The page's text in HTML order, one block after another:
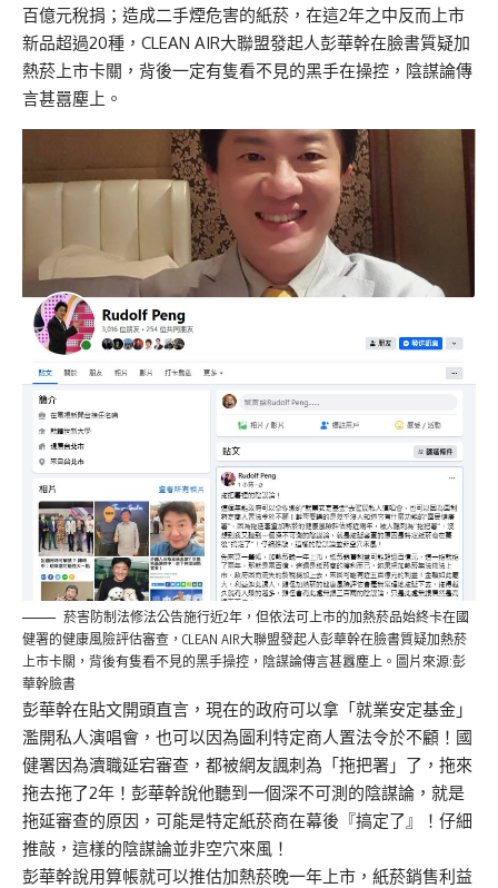
百億元稅捐；造成二手煙危害的紙菸，在這2年之中反而上市
新品超過20種，CLEAN AIR大聯盟發起人彭華幹在臉書質疑加
熱菸上市卡關，背後一定有隻看不見的黑手在操控，陰謀論傳
言甚囂塵上。
菸害防制法修法公告施行近2年，但依法可上市的加熱菸品始終卡在國
健署的健康風險評估審查，CLEAN AIR大聯盟發起人彭華幹在臉書質疑加熱菸
上市卡關，背後有隻看不見的黑手操控，陰謀論傳言甚囂塵上。圖片來源:彭
華幹臉書
彭華幹在貼文開頭直言，現在的政府可以拿「就業安定基金」
濫開私人演唱會，也可以因為圖利特定商人置法令於不顧！國
健署因為瀆職延宕審查，都被網友諷刺為「拖把署」了，拖來
拖去拖了2年！彭華幹說他聽到一個深不可測的陰謀論，就是
拖延審查的原因，可能是特定紙菸商在幕後『搞定了』！仔細
推敲，這樣的陰謀論並非空穴來風！
彭華幹說用算帳就可以推估加熱菸晚一年上市，紙菸銷售利益